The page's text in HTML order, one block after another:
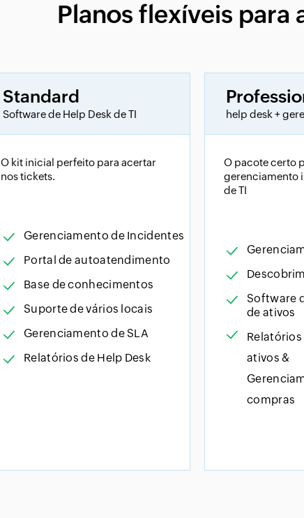
Planos flexíveis para
Standard
Software de Help Desk de TI
O kit inicial perfeito para acertar
nos tickets.
Gerenciamento de Incidentes
Portal de autoatendimento
Base de conhecimentos
Suporte de vários locais
Gerenciamento de SLA
Relatórios de Help Desk
help desk +
O pacote certo
gerenciamento
de TI
Software
de ativos
ativos &
compras